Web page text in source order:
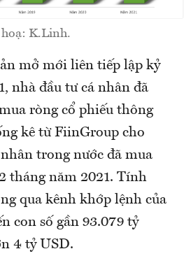
K.Linh.
mở mới liên tiếp lập kỷ
nhà đầu tư cá nhân đã
ròng cổ phiếu thông
kê từ FiinGroup cho
trong nước đã mua
tháng năm 2021. Tính
qua kênh khớp lệnh của
con số gần 93.079 tỷ
4 tỷ USD.